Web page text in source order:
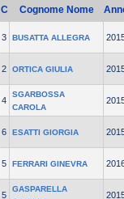
C Cognome Nome
3 BUSATTA ALLEGRA
2 ORTICA GIULIA
4
SGARBOSSA
CAROLA
6 ESATTI GIORGIA
5 FERRARI GINEVRA
5
GASPARELLA